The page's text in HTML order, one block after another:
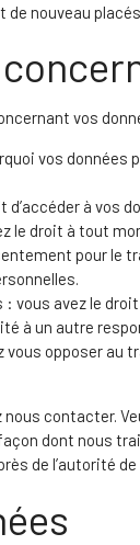
de nouveau
vos
vos
d’accéder à vos
le droit à tout
pour le
vous avez le
à un autre
vous opposer
contacter.
dont nous
de l’autorité